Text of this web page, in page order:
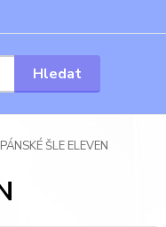
Hledat
PÁNSKÉ ŠLE ELEVEN